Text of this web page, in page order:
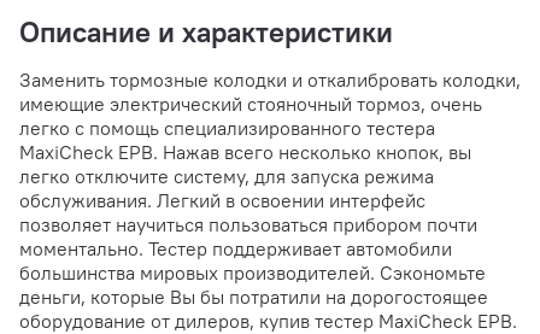
Описание и характеристики
Заменить тормозные колодки и откалибровать колодки,
имеющие электрический стояночный тормоз, очень
легко с помощь специализированного тестера
MaxiCheck EPB. Нажав всего несколько кнопок, вы
легко отключите систему, для запуска режима
обслуживания. Легкий в освоении интерфейс
позволяет научиться пользоваться прибором почти
моментально. Тестер поддерживает автомобили
большинства мировых производителей. Сэкономьте
деньги, которые Вы бы потратили на дорогостоящее
оборудование от дилеров, купив тестер MaxiCheck EPB.